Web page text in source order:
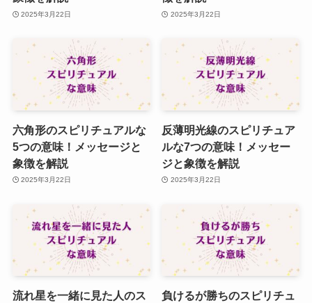
2025年3月22日 2025年3月22日
六角形のスピリチュアルな
5つの意味！メッセージと
象徴を解説
2025年3月22日
反薄明光線のスピリチュア
ルな7つの意味！メッセー
ジと象徴を解説
2025年3月22日
流れ星を一緒に見た人のス
負けるが勝ちのスピリチュ